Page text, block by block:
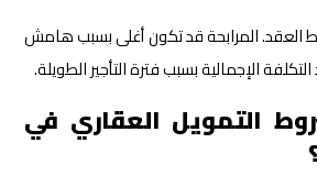
العقد. المرابحة قد تكون أغلى بسبب هامش
التكلفة الإجمالية بسبب فترة التأجير الطويلة.
التمويل العقاري في